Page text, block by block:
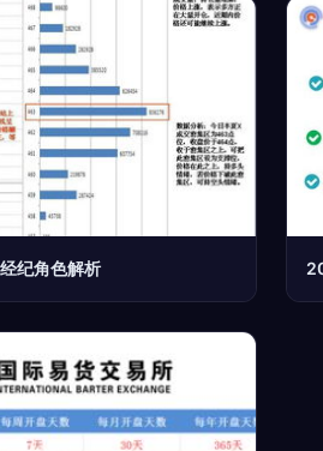
纪角色解析